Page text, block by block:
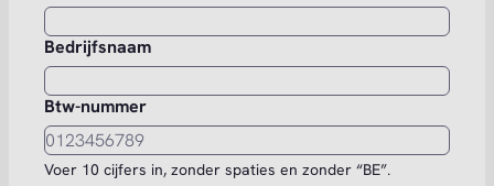
Bedrijfsnaam
Btw-nummer
Voer 10 cijfers in, zonder spaties en zonder “BE”.